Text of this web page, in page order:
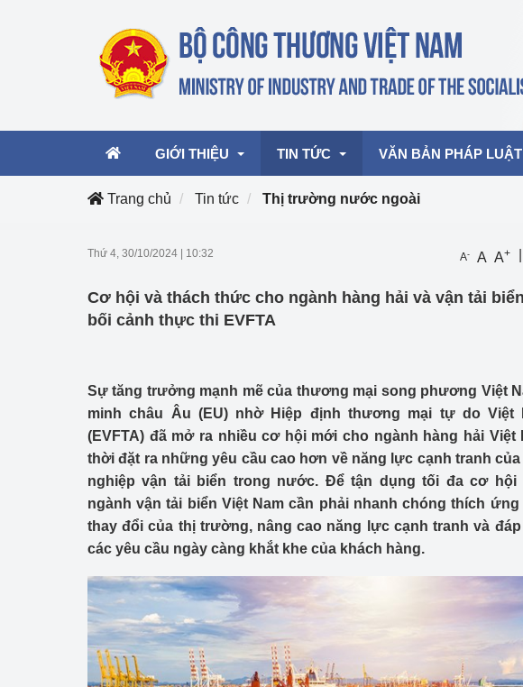
GIỚI THIỆU
Cơ cấu tổ chức
TIN TỨC
Hoạt động của
mại, Dịch vụ Việt Nam 2026
Công Thương - Công luận
Họp báo
Thông cáo báo chí
Điểm báo
Chuyển đổi số
Lịch sử phát triển
Bản tin Thị trường Nông Lâm Thủy sản
Phát triển bền vững
Tổ chức kiểm định
Tổ chức kiểm
động thuộc thẩm
VĂN BẢN PHÁP LUẬT
Trang chủ Tin tức Thị trường nước ngoài
Thứ 4, 30/10/2024 10:32 A- A A+
Cơ hội và thách thức cho ngành hàng hải và vận tải
bối cảnh thực thi EVFTA
Sự tăng trưởng mạnh mẽ của thương mại song phương Việt
minh châu Âu (EU) nhờ Hiệp định thương mại tự do Việt
(EVFTA) đã mở ra nhiều cơ hội mới cho ngành hàng hải Việt
thời đặt ra những yêu cầu cao hơn về năng lực cạnh tranh
nghiệp vận tải biển trong nước. Để tận dụng tối đa cơ hội
ngành vận tải biển Việt Nam cần phải nhanh chóng thích
thay đổi của thị trường, nâng cao năng lực cạnh tranh và
các yêu cầu ngày càng khắt khe của khách hàng.